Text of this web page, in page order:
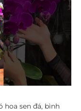
hoa sen đá, bình